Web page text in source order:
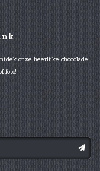
onze heerlijke chocolade
foto!